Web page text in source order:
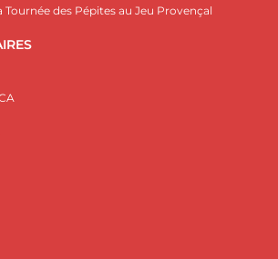
Tournée des Pépites au Jeu Provençal